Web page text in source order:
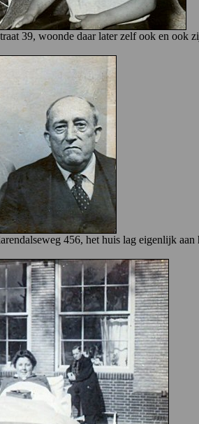
39, woonde daar later zelf ook en ook
456, het huis lag eigenlijk aan